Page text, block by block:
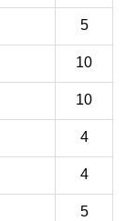
5
10
10
4
4
5